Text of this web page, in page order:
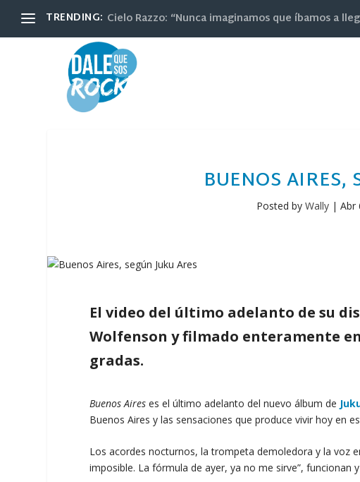
TRENDING: Cielo Razzo: “Nunca imaginamos que íbamos a
BUENOS AIRES,
Posted byWally |Abr
El video del último adelanto de su
Wolfenson y filmado enteramente
gradas.
Buenos Aires es el último adelanto del nuevo álbum de
Buenos Aires y las sensaciones que produce vivir hoy en
Los acordes nocturnos, la trompeta demoledora y la voz
imposible. La fórmula de ayer, ya no me sirve”, funcionan